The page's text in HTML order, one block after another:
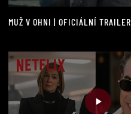
MUŽ V OHNI | OFICIÁLNÍ TRAILER